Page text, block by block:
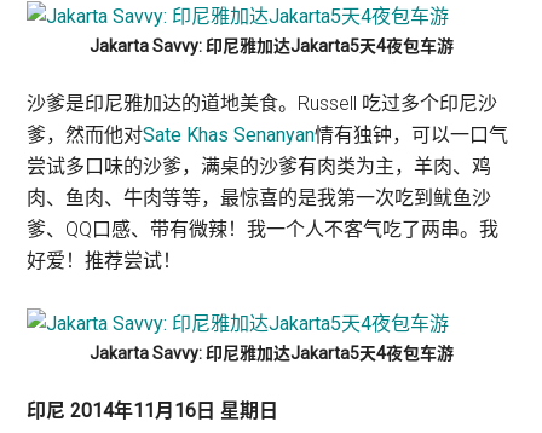
Jakarta Savvy: 印尼雅加达Jakarta5天4夜包车游
沙爹是印尼雅加达的道地美食。Russell 吃过多个印尼沙
爹，然而他对Sate Khas Senanyan情有独钟，可以一口气
尝试多口味的沙爹，满桌的沙爹有肉类为主，羊肉、鸡
肉、鱼肉、牛肉等等，最惊喜的是我第一次吃到鱿鱼沙
爹、QQ口感、带有微辣！我一个人不客气吃了两串。我
好爱！推荐尝试！
Jakarta Savvy: 印尼雅加达Jakarta5天4夜包车游
印尼 2014年11月16日 星期日